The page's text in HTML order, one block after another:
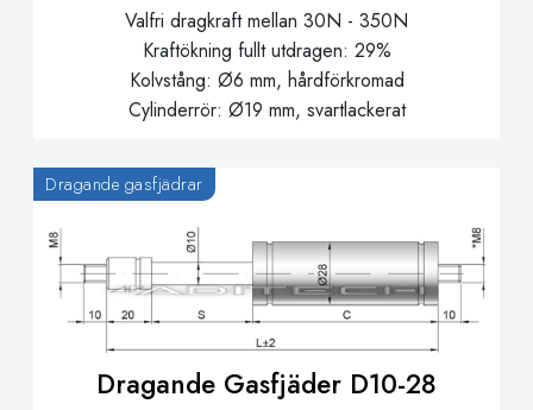
Valfri dragkraft mellan 30N - 350N
Kraftökning fullt utdragen: 29%
Kolvstång: Ø6 mm, hårdförkromad
Cylinderrör: Ø19 mm, svartlackerat
Dragande gasfjädrar
Dragande Gasfjäder D10-28